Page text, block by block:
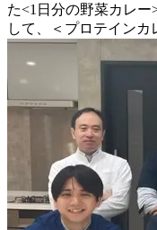
た<1日分の野菜カレ
して、＜プロテインカ